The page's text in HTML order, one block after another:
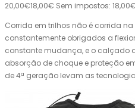
20,00€18,00€ Sem impostos: 18,00€
Corrida em trilhos não é corrida
constantemente obrigados a
constante mudança, e o calçado
absorção de choque e proteção
de 4ª geração levam as